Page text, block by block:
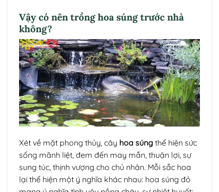
Vậy có nên trồng hoa súng trước nhà
không?
Xét về mặt phong thủy, cây hoa súng thể hiện sức
sống mãnh liệt, đem đến may mắn, thuận lợi, sự
sung túc, thịnh vượng cho chủ nhân. Mỗi sắc hoa
lại thể hiện một ý nghĩa khác nhau: hoa súng đỏ